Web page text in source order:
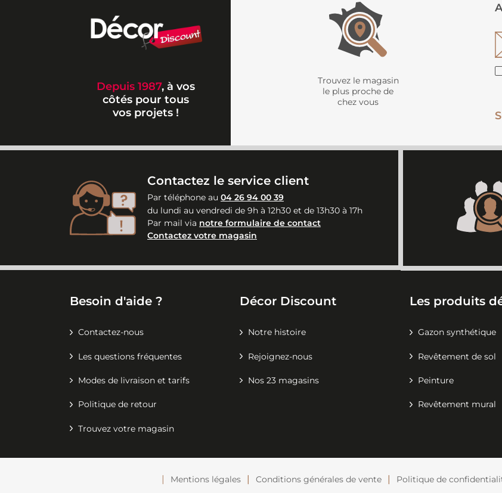
Depuis 1987, à vos
côtés pour tous
vos projets !
Trouvez le magasin
le plus proche de
chez vous
Contactez le service client
Par téléphone au 04 26 94 00 39
du lundi au vendredi de 9h à 12h30 et de 13h30 à 17h
Par mail via notre formulaire de contact
Contactez votre magasin
Besoin d'aide ?
Contactez-nous
Les questions fréquentes
Modes de livraison et tarifs
Politique de retour
Trouvez votre magasin
Décor Discount
Notre histoire
Rejoignez-nous
Nos 23 magasins
Les produits
Gazon synthétique
Revêtement de sol
Peinture
Revêtement mural
Mentions légales Conditions générales de vente Politique de